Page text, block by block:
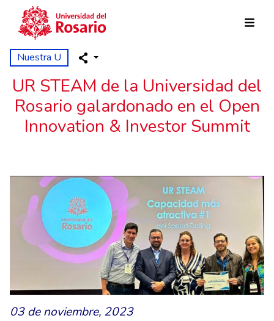
Pasar al contenido principal
Nuestra U
UR STEAM de la Universidad del
Rosario galardonado en el Open
Innovation & Investor Summit
03 de noviembre, 2023